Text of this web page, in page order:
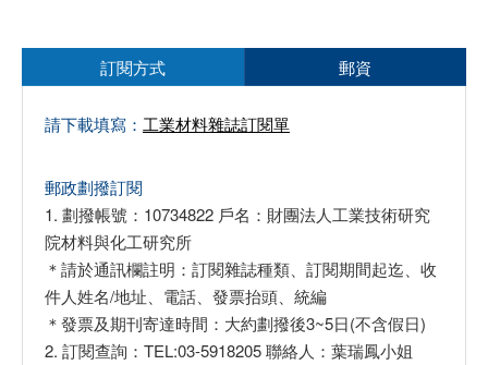
訂閱方式 郵資
請下載填寫： 工業材料雜誌訂閱單
郵政劃撥訂閱
1. 劃撥帳號：10734822 戶名：財團法人工業技術研究
院材料與化工研究所
＊請於通訊欄註明：訂閱雜誌種類、訂閱期間起迄、收
件人姓名/地址、電話、發票抬頭、統編
＊發票及期刊寄達時間：大約劃撥後3~5日(不含假日)
2. 訂閱查詢：TEL:03-5918205 聯絡人：葉瑞鳳小姐